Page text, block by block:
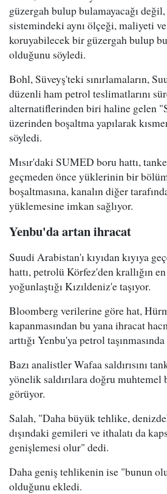
güzergah bulup bulamayacağı
sistemindeki aynı ölçeği, maliyeti
koruyabilecek bir güzergah bulup
olduğunu söyledi.
Bohl, Süveyş'teki sınırlamaların,
düzenli ham petrol teslimatlarını
alternatiflerinden biri haline gelen
üzerinden boşaltma yapılarak
söyledi.
Mısır'daki SUMED boru hattı,
geçmeden önce yüklerinin bir
boşaltmasına, kanalın diğer
yüklemesine imkan sağlıyor.
Yenbu'da artan ihracat
Suudi Arabistan'ı kıyıdan kıyıya
hattı, petrolü Körfez'den krallığın
yoğunlaştığı Kızıldeniz'e taşıyor.
Bloomberg verilerine göre hat,
kapanmasından bu yana ihracat
arttığı Yenbu'ya petrol
Bazı analistler Wafaa saldırısını
yönelik saldırılara doğru muhtemel
görüyor.
Salah, "Daha büyük tehlike,
dışındaki gemileri ve ithalatı da
genişlemesi olur" dedi.
Daha geniş tehlikenin ise "bunun
olduğunu ekledi.